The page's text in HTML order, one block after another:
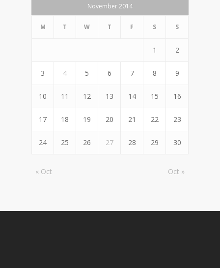
November 2014
M T W T F S S
1 2
3 4 5 6 7 8 9
10 11 12 13 14 15 16
17 18 19 20 21 22 23
24 25 26 27 28 29 30
« Oct Oct »